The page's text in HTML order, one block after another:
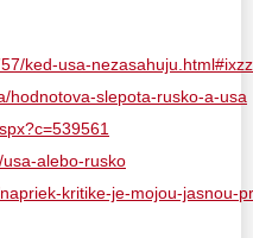
ked-usa-
hodnotova-slepota-rusko-a-usa
alebo-rusko
kritike-je-mojou-jasnou-